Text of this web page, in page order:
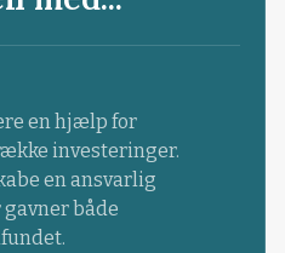
en hjælp for
investeringer.
en ansvarlig
både